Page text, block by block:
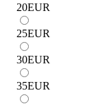
20EUR
25EUR
30EUR
35EUR